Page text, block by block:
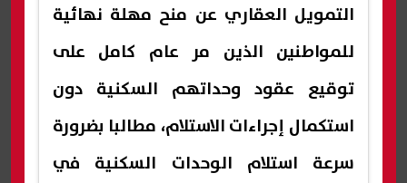
التمويل العقاري عن منح مهلة نهائية
للمواطنين الذين مر عام كامل على
توقيع عقود وحداتهم السكنية دون
استكمال إجراءات الاستلام، مطالبا بضرورة
سرعة استلام الوحدات السكنية في